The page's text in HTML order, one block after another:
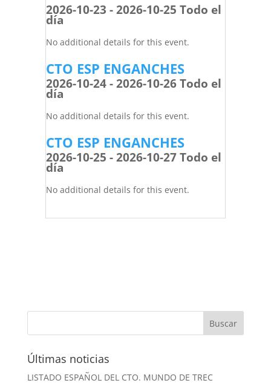
2026-10-23 - 2026-10-25 Todo el
día
No additional details for this event.
CTO ESP ENGANCHES
2026-10-24 - 2026-10-26 Todo el
día
No additional details for this event.
CTO ESP ENGANCHES
2026-10-25 - 2026-10-27 Todo el
día
No additional details for this event.
Últimas noticias
LISTADO ESPAÑOL DEL CTO. MUNDO DE TREC